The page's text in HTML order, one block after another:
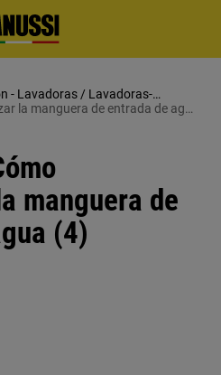
- Lavadoras / Lavadoras-
la manguera de entrada de agua
manguera de
(4)